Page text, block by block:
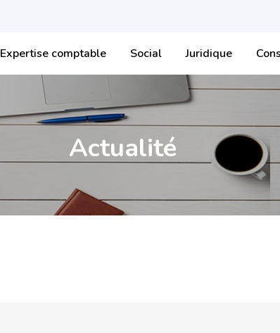
Expertise comptable Social Juridique
Actualité